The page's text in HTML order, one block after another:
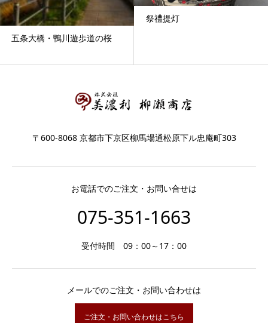
五条大橋・鴨川遊歩道の桜
祭禮提灯
〒600-8068 京都市下京区柳馬場通松原下ル忠庵町303
お電話でのご注文・お問い合せは
075-351-1663
受付時間 09：00～17：00
メールでのご注文・お問い合わせは
ご注文・お問い合わせはこちら